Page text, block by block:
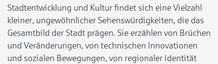
Stadtentwicklung und Kultur findet sich eine Vielzahl
kleiner, ungewöhnlicher Sehenswürdigkeiten, die das
Gesamtbild der Stadt prägen. Sie erzählen von Brüchen
und Veränderungen, von technischen Innovationen
und sozialen Bewegungen, von regionaler Identität